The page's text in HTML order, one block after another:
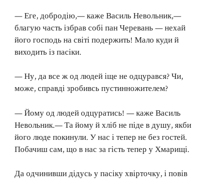
— Еге, добродію,— каже Василь Невольник,—
благую часть ізбрав собі пан Черевань — нехай
його господь на світі подержить! Мало куди й
виходить із пасіки.
— Ну, да все ж од людей іще не одцурався? Чи,
може, справді зробивсь пустинножителем?
— Йому од людей одцуратись! — каже Василь
Невольник.— Та йому й хліб не піде в душу, якби
його люде покинули. У нас і тепер не без гостей.
Побачиш сам, що в нас за гість тепер у Хмарищі.
Да одчинивши дідусь у пасіку хвірточку, і повів